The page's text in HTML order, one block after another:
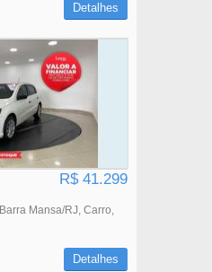
Detalhes
R$ 41.299
Barra Mansa/RJ Carro
Detalhes